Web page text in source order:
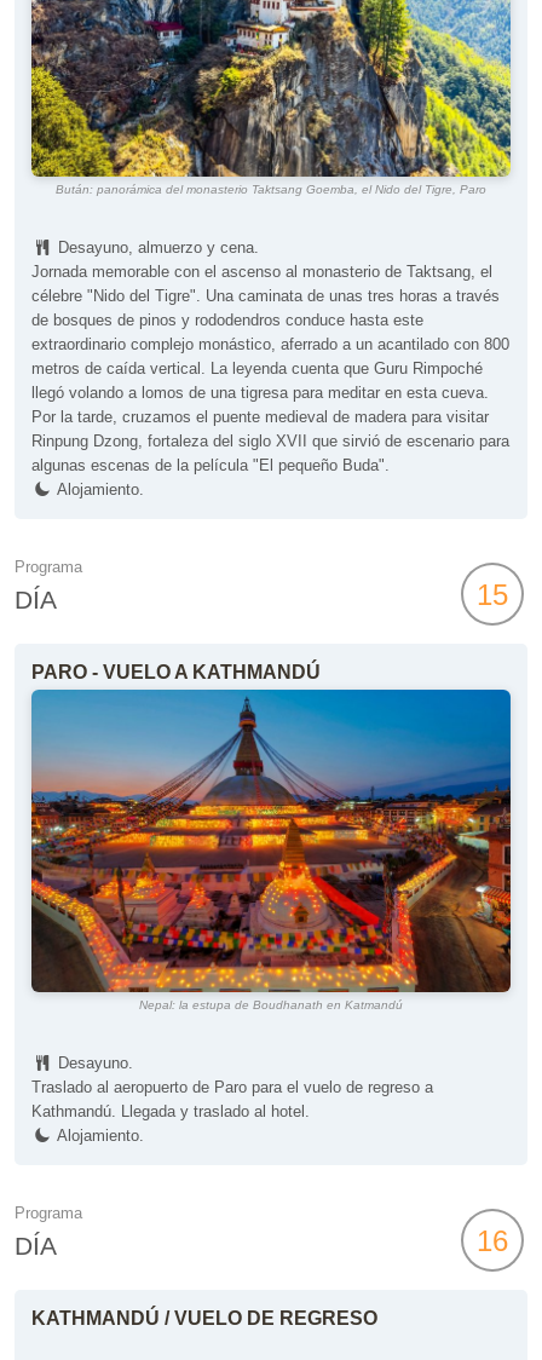
Bután: panorámica del monasterio Taktsang Goemba, el Nido del Tigre, Paro
Desayuno, almuerzo y cena.
Jornada memorable con el ascenso al monasterio de Taktsang, el
célebre "Nido del Tigre". Una caminata de unas tres horas a través
de bosques de pinos y rododendros conduce hasta este
extraordinario complejo monástico, aferrado a un acantilado con 800
metros de caída vertical. La leyenda cuenta que Guru Rimpoché
llegó volando a lomos de una tigresa para meditar en esta cueva.
Por la tarde, cruzamos el puente medieval de madera para visitar
Rinpung Dzong, fortaleza del siglo XVII que sirvió de escenario para
algunas escenas de la película "El pequeño Buda".
Alojamiento.
Programa
DÍA 15
PARO - VUELO A KATHMANDÚ
Nepal: la estupa de Boudhanath en Katmandú
Desayuno.
Traslado al aeropuerto de Paro para el vuelo de regreso a
Kathmandú. Llegada y traslado al hotel.
Alojamiento.
Programa
DÍA 16
KATHMANDÚ / VUELO DE REGRESO